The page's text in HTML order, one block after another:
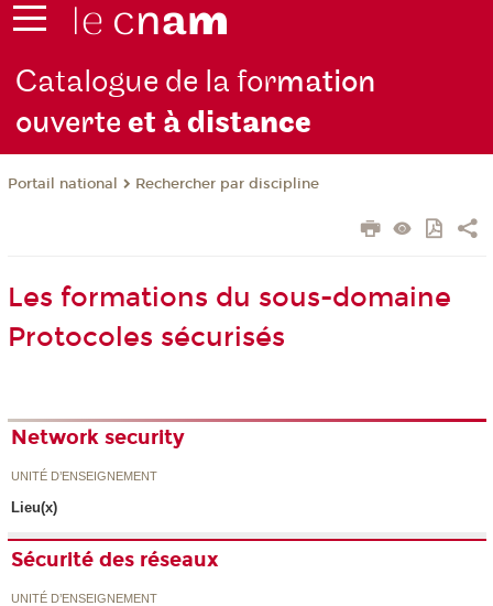
Catalogue de la formation
ouverteet à distance
Portail national Rechercher par discipline
Les formations du sous-domaine
Protocoles sécurisés
Network security
UNITÉ D’ENSEIGNEMENT
Lieu(x)
Sécurité des réseaux
UNITÉ D’ENSEIGNEMENT